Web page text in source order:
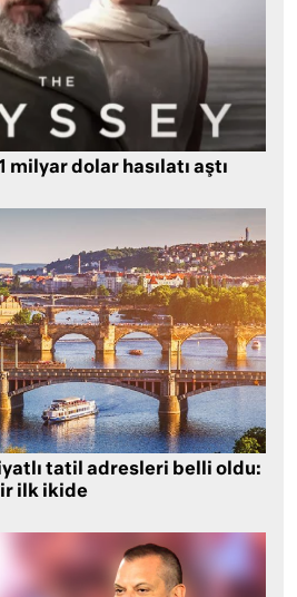
milyar dolar hasılatı aştı
tatil adresleri belli oldu:
ilk ikide